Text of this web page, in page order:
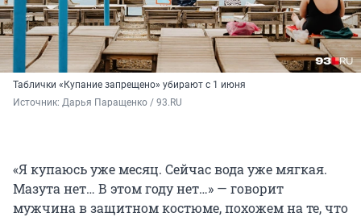
Таблички «Купание запрещено» убирают с 1 июня
Источник: Дарья Паращенко / 93.RU
«Я купаюсь уже месяц. Сейчас вода уже мягкая.
Мазута нет… В этом году нет…» — говорит
мужчина в защитном костюме, похожем на те, что